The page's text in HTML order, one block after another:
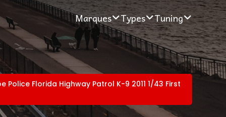
Marques Types Tuning
Police Florida Highway Patrol K-9 2011 1/43 First